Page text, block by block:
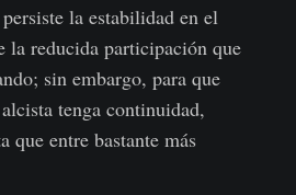
la estabilidad en el
la reducida participación que
sin embargo, para que
tenga continuidad,
que entre bastante más